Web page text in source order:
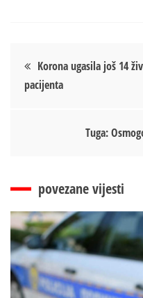
Кретање
чланка
Korona ugasila još 14
pacijenta
Tuga:
povezane vijesti